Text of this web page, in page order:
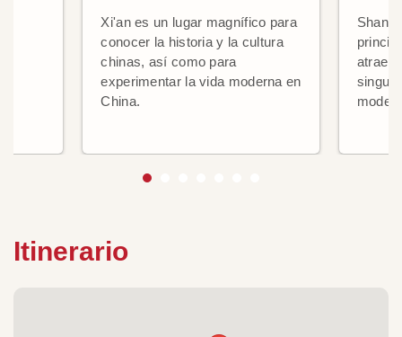
Xi'an es un lugar magnífico para
conocer la historia y la cultura
chinas, así como para
experimentar la vida moderna en
China.
atrae
Itinerario